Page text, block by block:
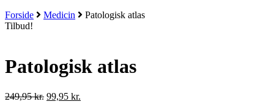
Forside
Medicin
Patologisk atlas
Tilbud!
Patologisk atlas
249,95kr. Den
99,95 kr.